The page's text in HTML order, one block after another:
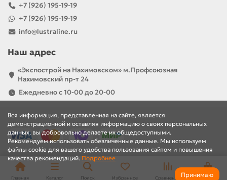
Вся информация, представленная на сайте, является
демонстрационной и оставляя информацию о своих персональных
данных, вы добровольно делаете их общедоступными.
Рекомендуем использовать обезличенные данные. Мы используем
файлы cookie для вашего удобства пользования сайтом и повышения
качества рекомендаций. Подробнее
Принимаю
+7 (926) 195-19-19
+7 (926) 195-19-19
info@lustraline.ru
Наш адрес
«Экспострой на Нахимовском» м.Профсоюзная
Нахимовский пр-т 24
Ежедневно с 10-00 до 20-00
Главная Каталог Поиск Избранное Сравнение Корзина